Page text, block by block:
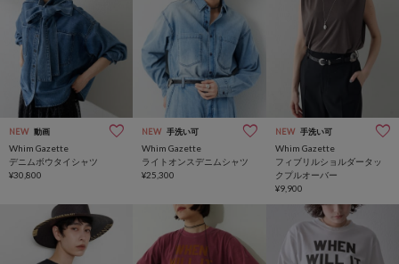
NEW 動画
Whim Gazette
デニムボウタイシャツ
¥30,800
NEW 手洗い可
Whim Gazette
ライトオンスデニムシャツ
¥25,300
NEW 手洗い可
Whim Gazette
フィブリルショルダータッ
クプルオーバー
¥9,900